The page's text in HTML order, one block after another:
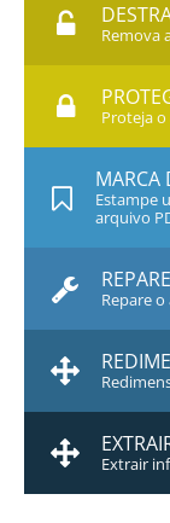
Remova
Proteja
MARCA
Estampe
arquivo
REPARE
Repare
Extrair